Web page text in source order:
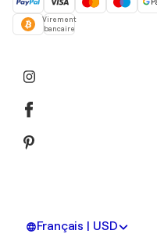
Virement
bancaire
Français | USD